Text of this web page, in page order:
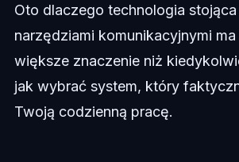
Oto dlaczego technologia
narzędziami komunikacyjnymi
większe znaczenie niż
jak wybrać system, który
Twoją codzienną pracę.